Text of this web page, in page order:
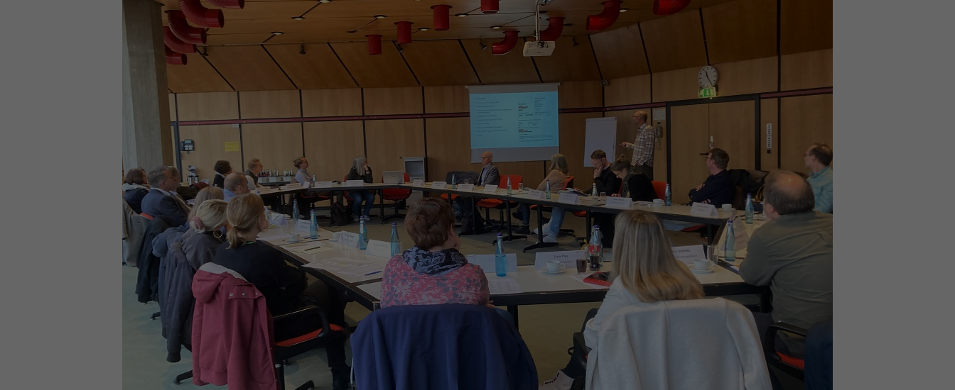
Zweck
generierte ID, für die historische Speicherung
Ihrer vorgenommen Einstellungen, falls der
Webseiten-Betreiber dies eingestellt hat.
Details wie die eindeutige Besucher-ID zu
speichern.
Name _pk_ses\..*$
Anbieter
Laufzeit
Zweck
Wird für statistische Zwecke verwendet, um
vorübergehende Daten des Besuchs zu
speichern.